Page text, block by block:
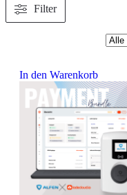
Filter
In den Warenkorb